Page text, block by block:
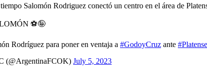
Salomón Rodriguez conectó un centro en el área de
⚽️🤪
Rodríguez para poner en ventaja a #GodoyCruz ante #Platense
(@ArgentinaFCOK) July 5, 2023